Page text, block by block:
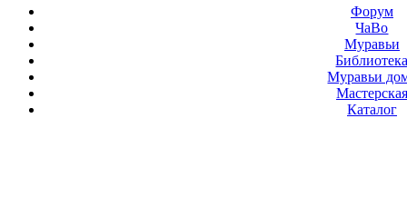
Форум
ЧаВо
Муравьи
Муравьи
Мастерская
Каталог